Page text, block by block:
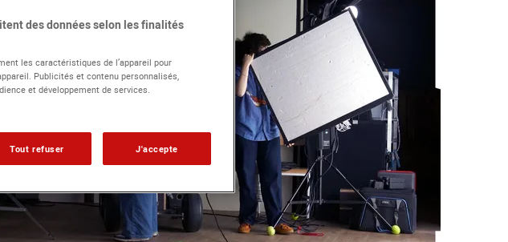
des données selon les finalités
les caractéristiques de l’appareil pour
Publicités et contenu personnalisés,
et développement de services.
Tout refuser J'accepte